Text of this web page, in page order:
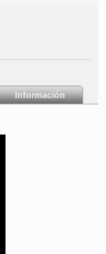
Información